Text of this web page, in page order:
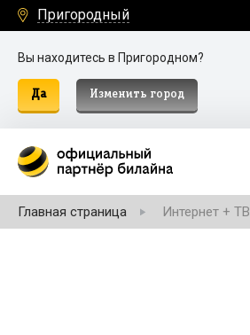
Пригородный
Вы находитесь в Пригородном?
Да Изменить город
Главная страница Интернет + ТВ